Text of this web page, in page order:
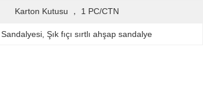
Karton Kutusu ， 1 PC/CTN
Sandalyesi Şık fıçı sırtlı ahşap sandalye